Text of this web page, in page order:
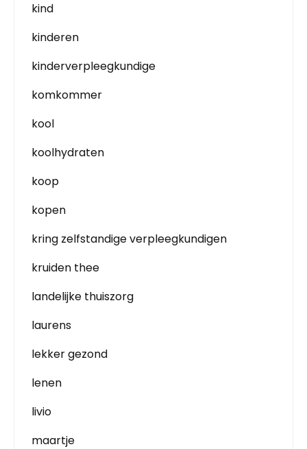
kind
kinderen
kinderverpleegkundige
komkommer
kool
koolhydraten
koop
kopen
kring zelfstandige verpleegkundigen
kruiden thee
landelijke thuiszorg
laurens
lekker gezond
lenen
livio
maartje